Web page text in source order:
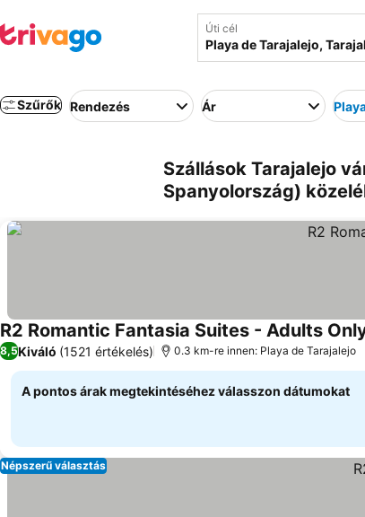
Úti cél
Szűrők Rendezés Ár
Szállások Tarajalejo
Spanyolország)
R2 Romantic Fantasia Suites - Adults
8,5Kiváló (1521 értékelés) 0.3 km-re innen: Playa de Tarajalejo
A pontos árak megtekintéséhez válasszon dátumokat
Népszerű választás